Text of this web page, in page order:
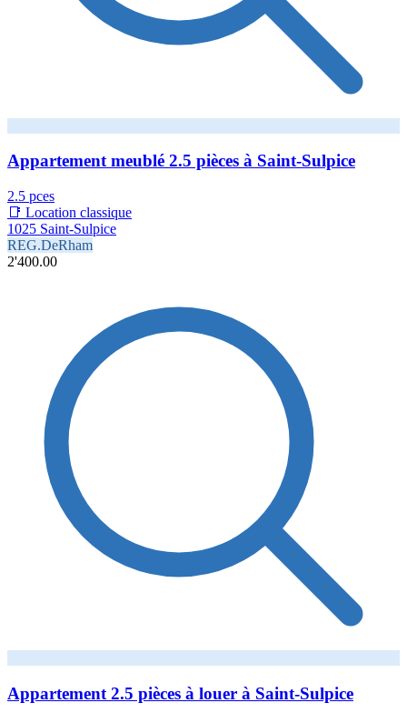
Appartement meublé 2.5 pièces à Saint-Sulpice
2.5 pces
📑 Location classique
1025 Saint-Sulpice
REG.DeRham
2'400.00
Appartement 2.5 pièces à louer à Saint-Sulpice